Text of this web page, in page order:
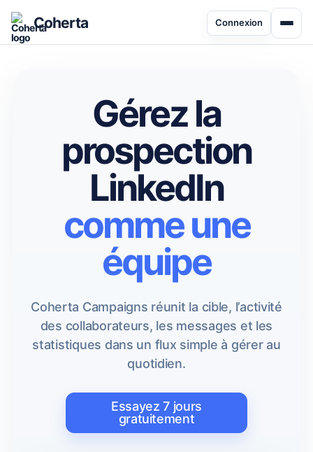
Coherta Connexion
Gérez la
prospection
LinkedIn
comme une
équipe
Coherta Campaigns réunit la cible, l’activité
des collaborateurs, les messages et les
statistiques dans un flux simple à gérer au
quotidien.
Essayez 7 jours
gratuitement